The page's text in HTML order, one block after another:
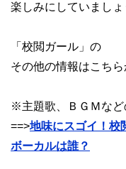
楽しみにしていましょ
「校閲ガール」の
その他の情報はこちら
※主題歌、ＢＧＭなど
==>地味にスゴイ！校
ボーカルは誰？